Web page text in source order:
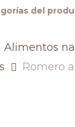
del
Alimentos
Romero